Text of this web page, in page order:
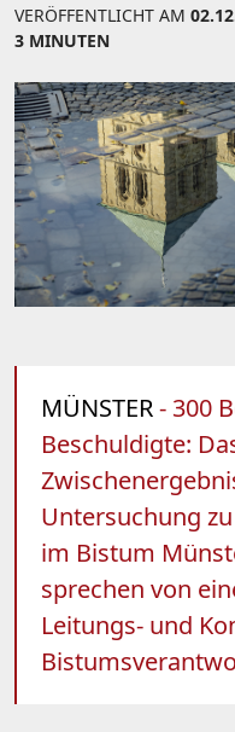
VERÖFFENTLICHT AM
3 MINUTEN
MÜNSTER- 300
Beschuldigte:
Untersuchung
im Bistum
sprechen von
Leitungs- und